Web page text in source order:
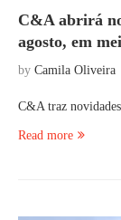
C&A abrirá
agosto, em
by Camila Oliveira
C&A traz
Read more